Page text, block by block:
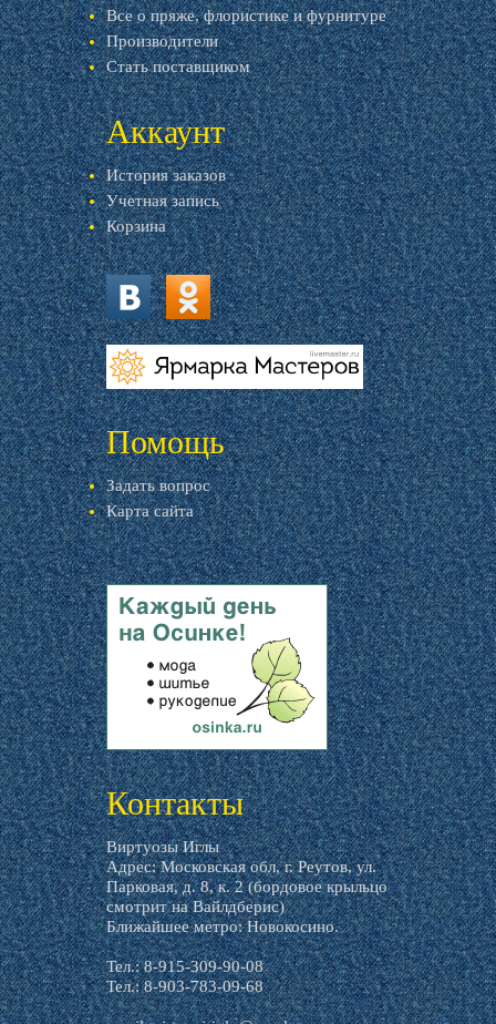
Все о пряже, флористике и фурнитуре
Производители
Стать поставщиком
Аккаунт
История заказов
Учетная запись
Корзина
vk.com ok.ru
livemaster.ru
Помощь
Задать вопрос
Карта сайта
livemaster.ru
Контакты
Виртуозы Иглы
Адрес: Московская обл, г. Реутов, ул.
Парковая, д. 8, к. 2 (бордовое крыльцо
смотрит на Вайлдберис)
Ближайшее метро: Новокосино.
Тел.: 8-915-309-90-08
Тел.: 8-903-783-09-68